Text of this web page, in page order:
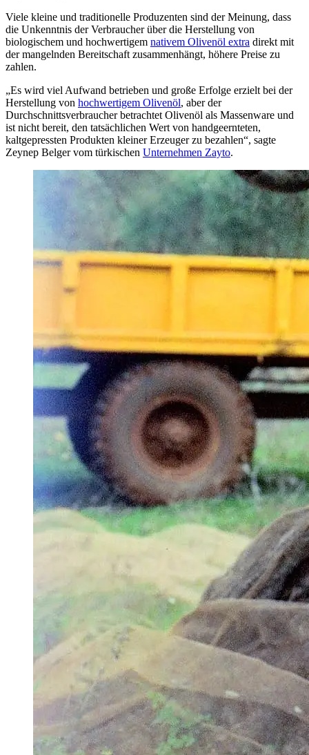
Viele kleine und traditionelle Produzenten sind der Meinung, dass
die Unkenntnis der Verbraucher über die Herstellung von
biologischem und hochwertigem nativem Olivenöl extra direkt mit
der mangelnden Bereitschaft zusammenhängt, höhere Preise zu
zahlen.
„Es wird viel Aufwand betrieben und große Erfolge erzielt bei der
Herstellung von hochwertigem Olivenöl, aber der
Durchschnittsverbraucher betrachtet Olivenöl als Massenware und
ist nicht bereit, den tatsächlichen Wert von handgeernteten,
kaltgepressten Produkten kleiner Erzeuger zu bezahlen“, sagte
Zeynep Belger vom türkischen Unternehmen Zayto.